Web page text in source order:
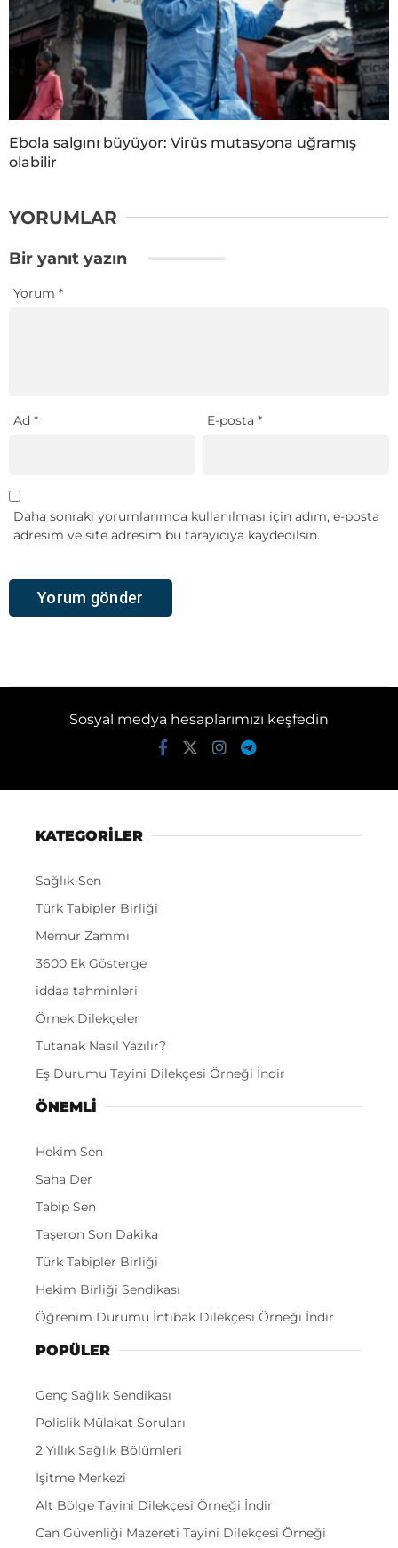
Ebola salgını büyüyor: Virüs mutasyona uğramış
olabilir
YORUMLAR
Bir yanıt yazın
Yorum *
Ad * E-posta*
Daha sonraki yorumlarımda kullanılması için adım, e-posta
adresim ve site adresim bu tarayıcıya kaydedilsin.
Sosyal medya hesaplarımızı keşfedin
KATEGORİLER
Sağlık-Sen
Türk Tabipler Birliği
Memur Zammı
3600 Ek Gösterge
iddaa tahminleri
Örnek Dilekçeler
Tutanak Nasıl Yazılır?
Eş Durumu Tayini Dilekçesi Örneği İndir
ÖNEMLI
Hekim Sen
Saha Der
Tabip Sen
Taşeron Son Dakika
Türk Tabipler Birliği
Hekim Birliği Sendikası
Öğrenim Durumu İntibak Dilekçesi Örneği İndir
POPÜLER
Genç Sağlık Sendikası
Polislik Mülakat Soruları
2 Yıllık Sağlık Bölümleri
İşitme Merkezi
Alt Bölge Tayini Dilekçesi Örneği İndir
Can Güvenliği Mazereti Tayini Dilekçesi Örneği